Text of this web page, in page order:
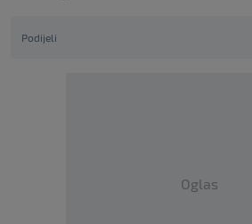
Podijeli
Oglas